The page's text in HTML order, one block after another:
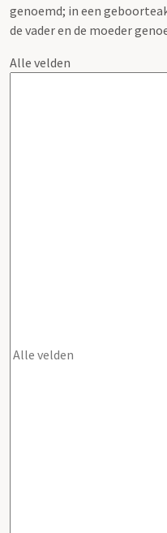
genoemd; in een
de vader en de moeder
Alle velden